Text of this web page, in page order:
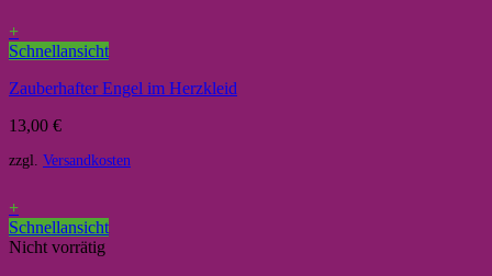
+
Schnellansicht
Zauberhafter Engel im Herzkleid
13,00 €
zzgl. Versandkosten
+
Schnellansicht
Nicht vorrätig